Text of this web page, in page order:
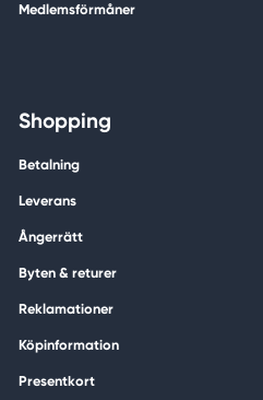
Medlemsförmåner
Shopping
Betalning
Leverans
Ångerrätt
Byten & returer
Reklamationer
Köpinformation
Presentkort